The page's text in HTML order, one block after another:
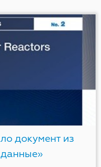
документ из